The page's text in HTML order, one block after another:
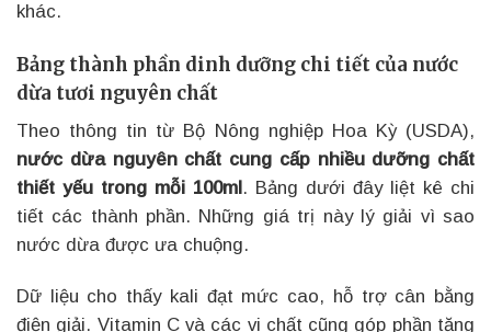
khác.
Bảng thành phần dinh dưỡng chi tiết của nước
dừa tươi nguyên chất
Theo thông tin từ Bộ Nông nghiệp Hoa Kỳ (USDA),
nước dừa nguyên chất cung cấp nhiều dưỡng chất
thiết yếu trong mỗi 100ml. Bảng dưới đây liệt kê chi
tiết các thành phần. Những giá trị này lý giải vì sao
nước dừa được ưa chuộng.
Dữ liệu cho thấy kali đạt mức cao, hỗ trợ cân bằng
điện giải. Vitamin C và các vi chất cũng góp phần tăng